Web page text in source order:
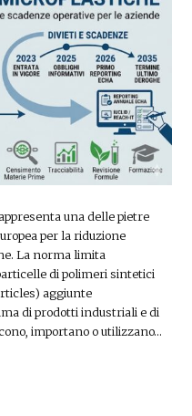
una delle pietre
per la riduzione
La norma limita
di polimeri sintetici
aggiunte
di prodotti industriali e di
importano o utilizzano…